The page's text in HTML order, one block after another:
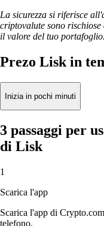
La sicurezza si riferisce
criptovalute sono
il valore del tuo portafoglio.
Prezo Lisk in
Inizia in pochi minuti
3 passaggi per
di Lisk
1
Scarica l'app
Scarica l'app di
telefono.